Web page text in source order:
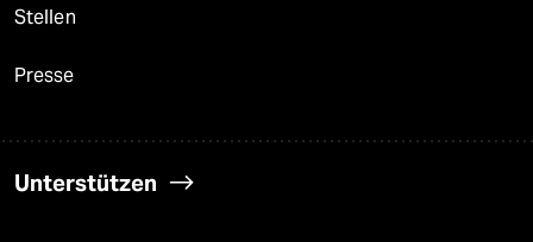
Stellen
Presse
Unterstützen